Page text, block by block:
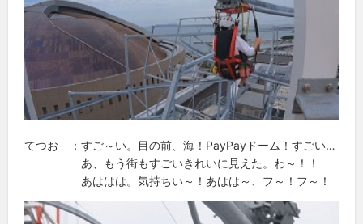
てつお ：すご～い。目の前、海！PayPayドーム！すごい…
あ、もう街もすごいきれいに見えた。わ～！！
あははは。気持ちい～！あはは～、フ～！フ～！